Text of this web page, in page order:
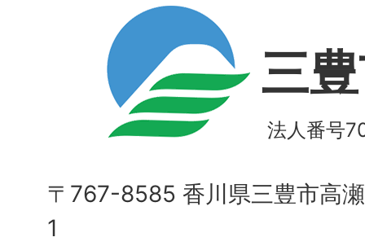
三
法人番号
〒767-8585 香川県三豊市高
1